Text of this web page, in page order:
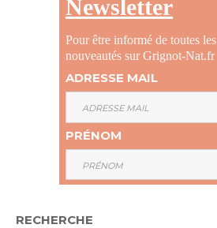
Newsletter
Pour être informé de toutes les
nouveautés sur Grignot-Nat.fr
ADRESSE MAIL
PRÉNOM
RECHERCHE